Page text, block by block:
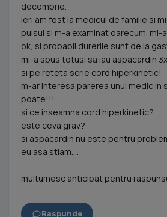
decembrie.
ieri am fost la medicul de familie si
pulsul si m-a examinat oarecum.
ok, si probabil durerile sunt de la
mi-a spus totusi sa iau aspacardin
si pe reteta scrie cord hiperkinetic!
m-ar interesa parerea unui medic in
poate!!!
si ce inseamna cord hiperkinetic?
este ceva grav?
si aspacardin nu este pentru
eu asa stiam....
multumesc anticipat pentru
Raspunde